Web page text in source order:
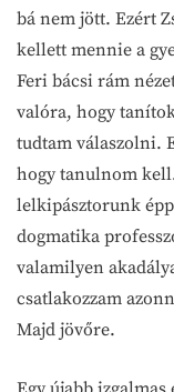
bá nem jött. Ezért
kellett mennie a
Feri bácsi rám
valóra, hogy
tudtam válaszolni.
hogy tanulnom
lelkipásztorunk
dogmatika
valamilyen
csatlakozzam
Majd jövőre.